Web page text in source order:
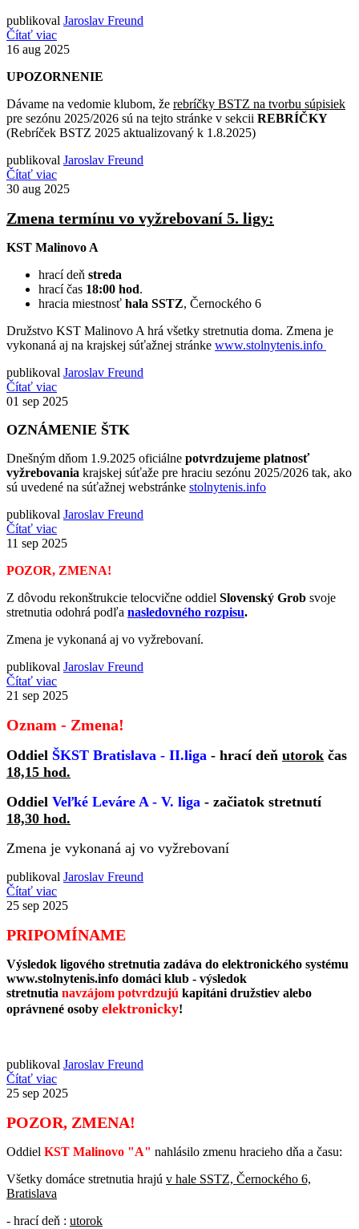
publikoval Jaroslav Freund
Čítať viac
16 aug 2025
UPOZORNENIE
Dávame na vedomie klubom, že rebríčky BSTZ na tvorbu súpisiek
pre sezónu 2025/2026 sú na tejto stránke v sekcii REBRÍČKY
(Rebríček BSTZ 2025 aktualizovaný k 1.8.2025)
publikoval Jaroslav Freund
Čítať viac
30 aug 2025
Zmena termínu vo vyžrebovaní 5. ligy:
KST Malinovo A
hrací deň streda
hrací čas 18:00 hod.
hracia miestnosť hala SSTZ, Černockého 6
Družstvo KST Malinovo A hrá všetky stretnutia doma. Zmena je
vykonaná aj na krajskej súťažnej stránke www.stolnytenis.info
publikoval Jaroslav Freund
Čítať viac
01 sep 2025
OZNÁMENIE ŠTK
Dnešným dňom 1.9.2025 oficiálne potvrdzujeme platnosť
vyžrebovania krajskej súťaže pre hraciu sezónu 2025/2026 tak, ako
sú uvedené na súťažnej webstránke stolnytenis.info
publikoval Jaroslav Freund
Čítať viac
11 sep 2025
POZOR, ZMENA!
Z dôvodu rekonštrukcie telocvične oddiel Slovenský Grob svoje
stretnutia odohrá podľa nasledovného rozpisu.
Zmena je vykonaná aj vo vyžrebovaní.
publikoval Jaroslav Freund
Čítať viac
21 sep 2025
Oznam - Zmena!
Oddiel ŠKST Bratislava - II.liga - hrací deň utorok čas
18,15 hod.
Oddiel Veľké Leváre A - V. liga - začiatok stretnutí
18,30 hod.
Zmena je vykonaná aj vo vyžrebovaní
publikoval Jaroslav Freund
Čítať viac
25 sep 2025
PRIPOMÍNAME
Výsledok ligového stretnutia zadáva do elektronického systému
www.stolnytenis.info domáci klub - výsledok
stretnutia navzájom potvrdzujú kapitáni družstiev alebo
oprávnené osoby elektronicky!
publikoval Jaroslav Freund
Čítať viac
25 sep 2025
POZOR, ZMENA!
Oddiel KST Malinovo "A" nahlásilo zmenu hracieho dňa a času:
Všetky domáce stretnutia hrajú v hale SSTZ, Černockého 6,
Bratislava
- hrací deň : utorok